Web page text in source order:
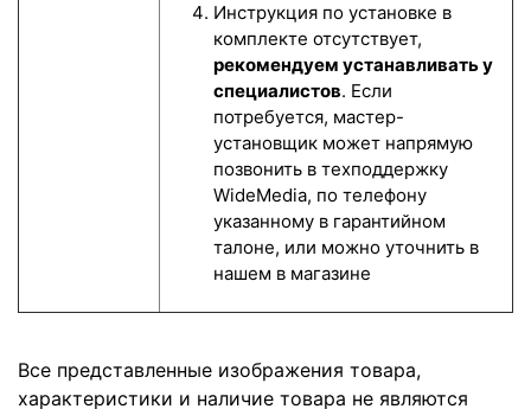
Инструкция по установке в
комплекте отсутствует,
рекомендуем устанавливать у
специалистов. Если
потребуется, мастер-
установщик может напрямую
позвонить в техподдержку
WideMedia, по телефону
указанному в гарантийном
талоне, или можно уточнить в
нашем в магазине
Все представленные изображения товара,
характеристики и наличие товара не являются